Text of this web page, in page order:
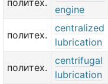
политех.
engine
политех.
centralized
lubrication
политех.
centrifugal
lubrication